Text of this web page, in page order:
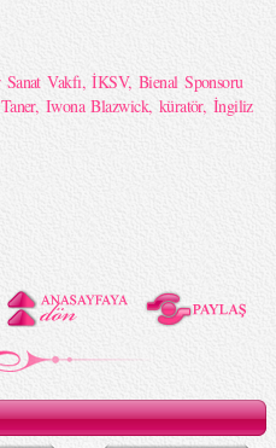
Vakfı,İKSV,Bienal Sponsoru
, Iwona Blazwick, küratör, İngiliz